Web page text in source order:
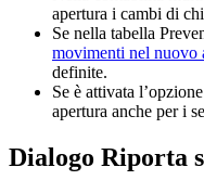
apertura i cambi di
Se nella tabella
movimenti nel nuovo
definite.
Se è attivata l’opzione
apertura anche per i
Dialogo Riporta